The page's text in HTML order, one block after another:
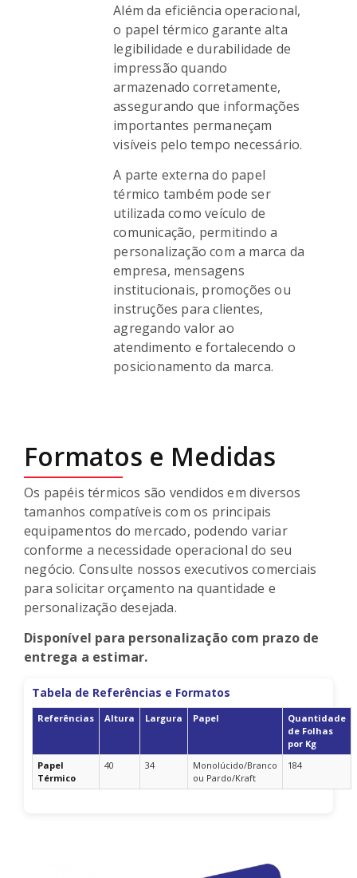
Além da eficiência operacional,
o papel térmico garante alta
legibilidade e durabilidade de
impressão quando
armazenado corretamente,
assegurando que informações
importantes permaneçam
visíveis pelo tempo necessário.
A parte externa do papel
térmico também pode ser
utilizada como veículo de
comunicação, permitindo a
personalização com a marca da
empresa, mensagens
institucionais, promoções ou
instruções para clientes,
agregando valor ao
atendimento e fortalecendo o
posicionamento da marca.
Formatos e Medidas
Os papéis térmicos são vendidos em diversos
tamanhos compatíveis com os principais
equipamentos do mercado, podendo variar
conforme a necessidade operacional do seu
negócio. Consulte nossos executivos comerciais
para solicitar orçamento na quantidade e
personalização desejada.
Disponível para personalização com prazo de
entrega a estimar.
Tabela de Referências e Formatos
Referências Altura Largura Papel
Quantidade
de Folhas
por Kg
Papel
Térmico
40 34
Monolúcido/Branco
ou Pardo/Kraft
184